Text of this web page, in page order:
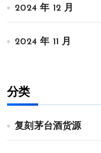
2024 年 12 月
2024 年 11 月
分类
复刻茅台酒货源